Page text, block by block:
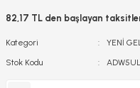
82,17 TL den başlayan
Kategori
YENİ
Stok Kodu